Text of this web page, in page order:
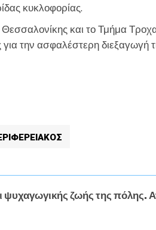
κυκλοφορίας.
και το Τμήμα
την ασφαλέστερη διεξαγωγή
ψυχαγωγικής ζωής της πόλης.